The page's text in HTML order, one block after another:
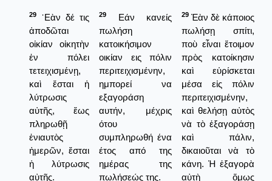
29
᾿Εὰν δέ τις
ἀποδῶται
οἰκίαν οἰκητὴν
ἐν πόλει
τετειχισμένῃ,
καὶ ἔσται ἡ
λύτρωσις
αὐτῆς, ἕως
πληρωθῇ
ἐνιαυτὸς
ἡμερῶν, ἔσται
ἡ λύτρωσις
αὐτῆς.
29
Εάν κανείς
πωλήση
κατοικήσιμον
οικίαν εις πόλιν
περιτειχισμένην,
ημπορεί να
εξαγοράση
αυτήν, μέχρις
ότου
συμπληρωθή ένα
έτος από της
ημέρας της
πωλήσεώς της.
29 Ἐὰν δὲ κάποιος
πωλήσῃ σπίτι,
ποὺ εἶναι ἕτοιμον
πρὸς κατοίκησιν
καὶ εὑρίσκεται
μέσα εἰς πόλιν
περιτειχισμένην,
καὶ θελήσῃ αὐτὸς
νὰ τὸ ἑξαγοράσῃ
καὶ πάλιν,
δικαιοῦται νὰ τὸ
κάνη. Ἡ ἑξαγορὰ
αὐτὴ ὅμως